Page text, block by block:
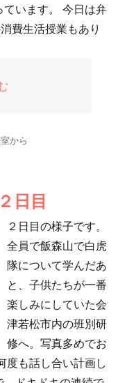
います。 今日は弁
費生活授業もあり
ま物” の
から
日目
２日目の様子です。
全員で飯森山で白虎
隊について学んだあ
と、子供たちが一番
楽しみにしていた会
津若松市内の班別研
修へ。写真多めでお
度も話し合い計画し